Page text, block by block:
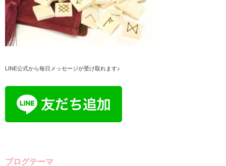
LINE公式から毎日メッセージが受け取れます♪
ブログテーマ